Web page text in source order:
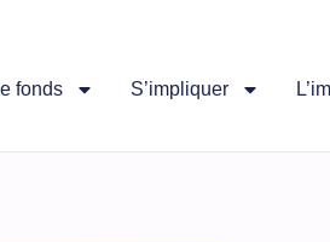
fonds S’impliquer